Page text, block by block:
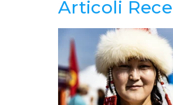
Articoli